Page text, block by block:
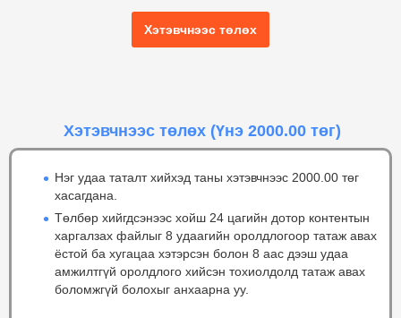
Хэтэвчнээс төлөх
Хэтэвчнээс төлөх (Үнэ 2000.00 төг)
Нэг удаа таталт хийхэд таны хэтэвчнээс 2000.00 төг
хасагдана.
Төлбөр хийгдсэнээс хойш 24 цагийн дотор контентын
харгалзах файлыг 8 удаагийн оролдлогоор татаж авах
ёстой ба хугацаа хэтэрсэн болон 8 аас дээш удаа
амжилтгүй оролдлого хийсэн тохиолдолд татаж авах
боломжгүй болохыг анхаарна уу.